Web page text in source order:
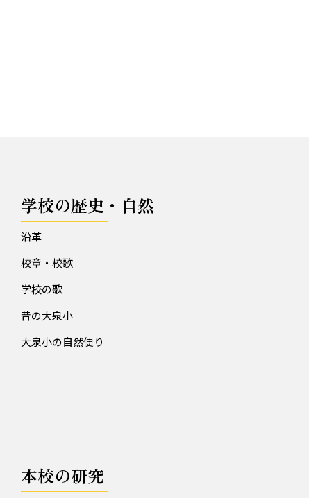
学校の歴史・自然
沿革
校章・校歌
学校の歌
昔の大泉小
大泉小の自然便り
本校の研究